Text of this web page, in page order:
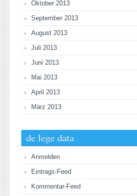
Oktober 2013
September 2013
August 2013
Juli 2013
Juni 2013
Mai 2013
April 2013
März 2013
de lege data
Anmelden
Eintrags-Feed
Kommentar-Feed